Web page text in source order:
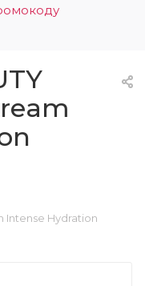
0
Intense Hydration